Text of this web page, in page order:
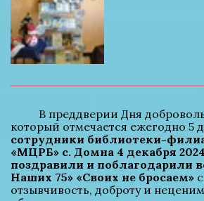
сотрудники библиотеки-
«МЦРБ» с. Домна 4 декабря
поздравили и поблагодарили
Наших 75» «Своих не бросаем»
отзывчивость, доброту и